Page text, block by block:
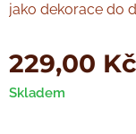
jako dekorace do
229,00 Kč
Skladem